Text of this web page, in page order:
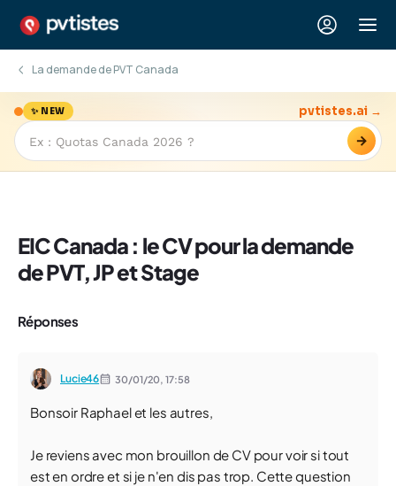
La demande de PVT Canada
✨ NEW
→
pvtistes.ai →
EIC Canada : le CV pour la demande
de PVT, JP et Stage
Réponses
Lucie46 30/01/20,17:58
Bonsoir Raphael et les autres,
Je reviens avec mon brouillon de CV pour voir si tout
est en ordre et si je n'en dis pas trop. Cette question